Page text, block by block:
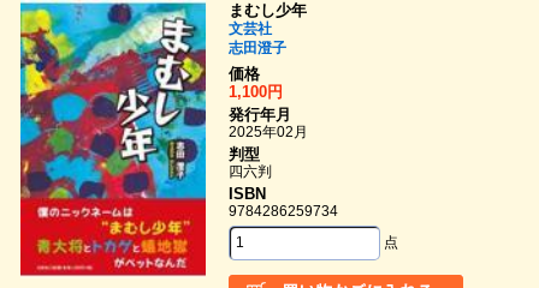
まむし少年
文芸社
志田澄子
価格
1,100円
発行年月
2025年02月
判型
四六判
ISBN
9784286259734
点